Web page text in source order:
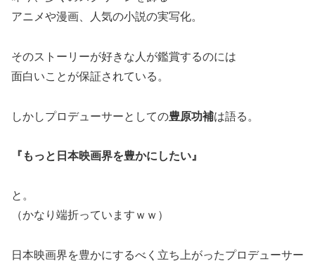
アニメや漫画、人気の小説の実写化。
そのストーリーが好きな人が鑑賞するのには
面白いことが保証されている。
しかしプロデューサーとしての豊原功補は語る。
『もっと日本映画界を豊かにしたい』
と。
（かなり端折っていますｗｗ）
日本映画界を豊かにするべく立ち上がったプロデューサー